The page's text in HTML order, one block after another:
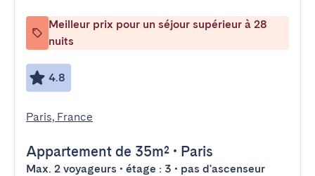
Meilleur prix pour un séjour supérieur à 28
nuits
4.8
Paris, France
Appartement de 35m² • Paris
Max. 2 voyageurs • étage : 3 • pas d'ascenseur